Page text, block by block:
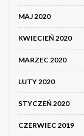
MAJ 2020
KWIECIEŃ 2020
MARZEC 2020
LUTY 2020
STYCZEŃ 2020
CZERWIEC 2019